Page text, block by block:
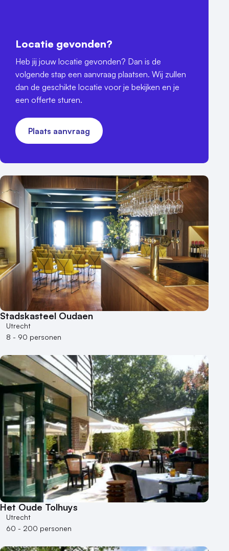
Locatie gevonden?
Heb jij jouw locatie gevonden? Dan is de
volgende stap een aanvraag plaatsen. Wij zullen
dan de geschikte locatie voor je bekijken en je
een offerte sturen.
Plaats aanvraag
Stadskasteel Oudaen
Utrecht
8 - 90 personen
Het Oude Tolhuys
Utrecht
60 - 200 personen